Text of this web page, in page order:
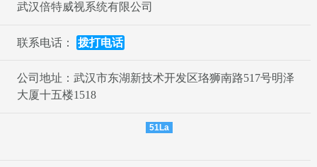
武汉倍特威视系统有限公司
联系电话： 拨打电话
公司地址：武汉市东湖新技术开发区珞狮南路517号明泽
大厦十五楼1518
51La